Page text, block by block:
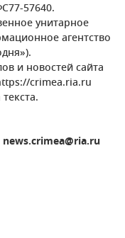
57640.
унитарное
агентство
и новостей сайта
crimea.ria.ru
news.crimea@ria.ru